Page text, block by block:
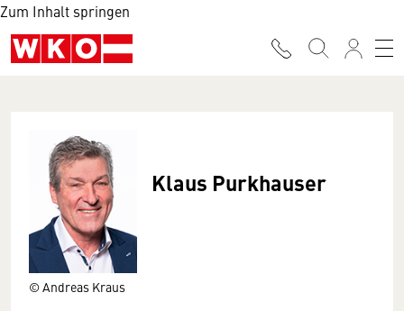
Zum Inhalt springen
© Andreas Kraus
Klaus Purkhauser